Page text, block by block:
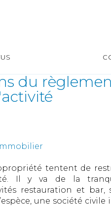
du
tentent de
Il y va de la
restauration et bar,
une société civile